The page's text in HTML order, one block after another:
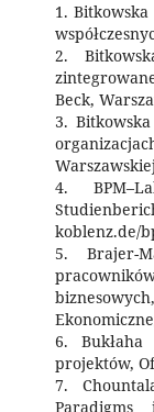
1.
2.
Beck,
3.
4.
koblenz.de/
5. Brajer-
6.
projektów,
7.
Paradigms